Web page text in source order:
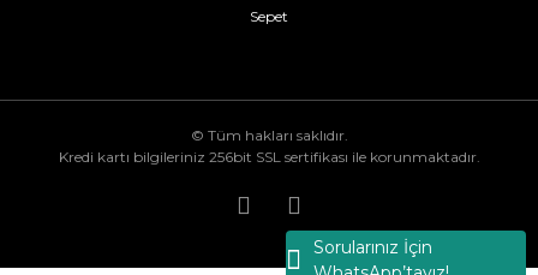
Sorularınız İçin
Sepet
© Tüm hakları saklıdır.
Kredi kartı bilgileriniz 256bit SSL sertifikası ile korunmaktadır.